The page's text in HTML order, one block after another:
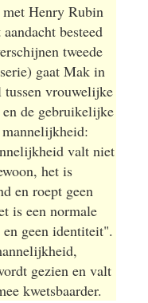
Henry Rubin
besteed
tweede
gaat Mak in
tussen vrouwelijke
de gebruikelijke
valt niet
het is
en roept geen
is een normale
geen identiteit".
gezien en valt
kwetsbaarder.